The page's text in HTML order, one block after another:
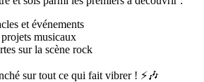
et événements
musicaux
sur la scène rock
sur tout ce qui fait vibrer ! ⚡🎶